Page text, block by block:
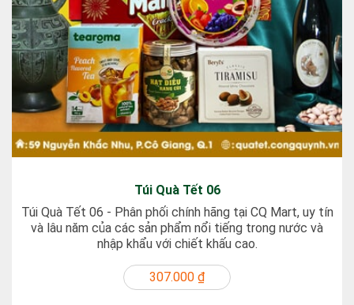
Túi Quà Tết 06
Túi Quà Tết 06 - Phân phối chính hãng tại CQ Mart, uy tín
và lâu năm của các sản phẩm nổi tiếng trong nước và
nhập khẩu với chiết khấu cao.
307.000 ₫